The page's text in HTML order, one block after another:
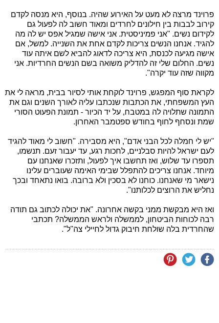
פרוינד מרצה לא מעט על האירוע שהיה. בנוסף, היא מנסה לקדם
קירוב לבבות בין חילונים לחרדים ומאוד חשוב לה לפעול גם
לקידום נשים. "אני פמיניסטית. אני אישה שמגיל אפס יש לה מה
להגיד. אנחנו הנשים צריכות לקדם אחת את השנייה. למשל, אם
אישה מגיעה לכנסת, היא צריכה לדאוג להביא לשם איתה עוד
נשים. החלום שלי זה להדליק משואה בשם הנשים החרדיות. אני
מקווה שזה עוד יקרה".
לקראת סוף המפגש, פרוינד לוקחת אותי לסיור בבית, מראה לי את
העץ המשפחתי, את הכתבות שנכתבו עליה לאורך השנים וגם את
התמונה שתלויה לה במטבח, על יד הכיור - תמונת הפעוט הסורי
שמת ונסחף לחוף בחודש ספטמבר האחרון.
"יש לי חמלה לכל הבני אדם", היא מסבירה. "חשוב לי מאוד להגיד
לעם ישראל להיות סבלניים, לחכות רגע, עד יעבור זעם. תנשמו,
תספרו עד שלוש, ואז תחשבו איך לפעול, ותזכרו שאנחנו עם
מיוחד. אנחנו צריכים להתפלל שבימי האימה שעוברים עלינו
נישאר מי שאנחנו. כוחנו לא בסכין ולא ברובה. בואו נתאחד ובכך
נחליש את הרוצים לכלותנו".
ואז היא מבקשת ממני בקשה אחרונה. "את יכולה לכתוב גם תודה
רבה לכוחות הביטחון, לממשלה ולראש הממשלה? תכתבי
שהחרדית בלה שולחת חיבוק גדול לחיילי צה"ל".